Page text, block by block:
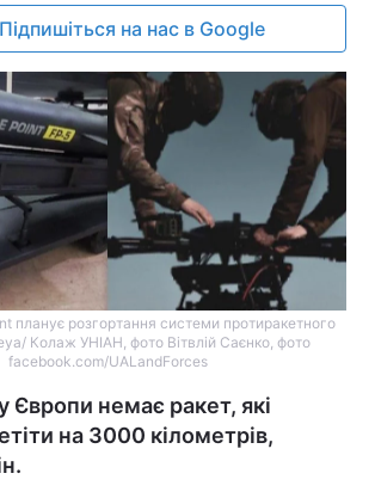
Підпишіться на нас в Google
планує розгортання системи протиракетного
Колаж УНІАН, фото Вітвлій Саєнко, фото
facebook.com/UALandForces
Європи немає ракет, які
на 3000 кілометрів,